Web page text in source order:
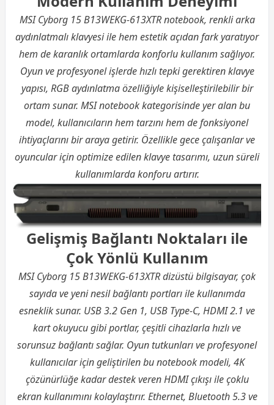
MSI Cyborg 15 B13WEKG-613XTR notebook, renkli arka
aydınlatmalı klavyesi ile hem estetik açıdan fark yaratıyor
hem de karanlık ortamlarda konforlu kullanım sağlıyor.
Oyun ve profesyonel işlerde hızlı tepki gerektiren klavye
yapısı, RGB aydınlatma özelliğiyle kişiselleştirilebilir bir
ortam sunar. MSI notebook kategorisinde yer alan bu
model, kullanıcıların hem tarzını hem de fonksiyonel
ihtiyaçlarını bir araya getirir. Özellikle gece çalışanlar ve
oyuncular için optimize edilen klavye tasarımı, uzun süreli
kullanımlarda konforu artırır.
Gelişmiş Bağlantı Noktaları ile
Çok Yönlü Kullanım
MSI Cyborg 15 B13WEKG-613XTR dizüstü bilgisayar, çok
sayıda ve yeni nesil bağlantı portları ile kullanımda
esneklik sunar. USB 3.2 Gen 1, USB Type-C, HDMI 2.1 ve
kart okuyucu gibi portlar, çeşitli cihazlarla hızlı ve
sorunsuz bağlantı sağlar. Oyun tutkunları ve profesyonel
kullanıcılar için geliştirilen bu notebook modeli, 4K
çözünürlüğe kadar destek veren HDMI çıkışı ile çoklu
ekran kullanımını kolaylaştırır. Ethernet, Bluetooth 5.3 ve